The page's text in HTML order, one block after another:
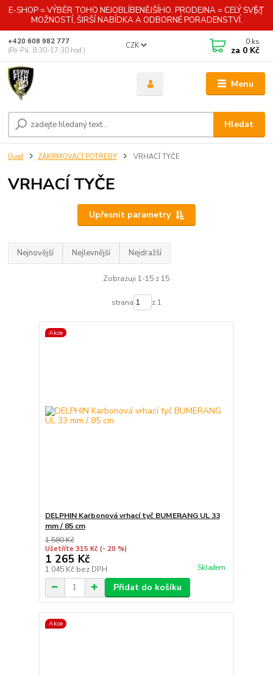
E-SHOP = VÝBĚR TOHO NEJOBLÍBENĚJŠÍHO. PRODEJNA = CELÝ SVĚT
MOŽNOSTÍ, ŠIRŠÍ NABÍDKA A ODBORNÉ PORADENSTVÍ.
Menu
CZK
Hledat
+420 608 982 777
(Po-Pá, 8:30-17:30 hod.)
0 ks
za 0 Kč
Úvod ZAKRMOVACÍ POTŘEBY VRHACÍ TYČE
VRHACÍ TYČE
Upřesnit parametry
Nejnovější Nejlevnější Nejdražší
Zobrazuji 1-15 z 15
strana z 1
Akce
DELPHIN Karbonová vrhací tyč BUMERANG UL 33
mm / 85 cm
1 580 Kč
Ušetříte 315 Kč (- 20 %)
1 265 Kč
1 045 Kč bez DPH Skladem
Přidat do košíku
Akce